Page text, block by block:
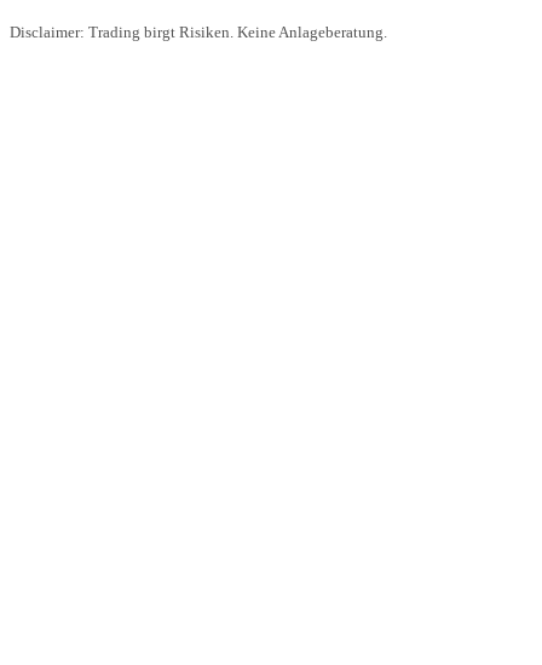
Disclaimer: Trading birgt Risiken. Keine Anlageberatung.